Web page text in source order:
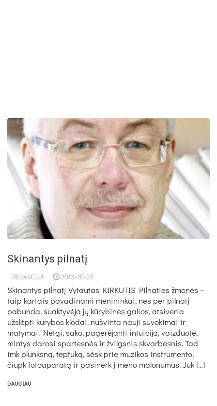
Skinantys pilnatį
REDAKCIJA 2013-10-25
Skinantys pilnatį Vytautas KIRKUTIS Pilnaties žmonės –
taip kartais pavadinami menininkai, nes per pilnatį
pabunda, suaktyvėja jų kūrybinės galios, atsiveria
užslėpti kūrybos klodai, nušvinta nauji suvokimai ir
matymai. Netgi, sako, pagerėjanti intuicija, vaizduotė,
mintys darosi spartesnės ir žvilgsnis skvarbesnis. Tad
imk plunksną, teptuką, sėsk prie muzikos instrumento,
čiupk fotoaparatą ir pasinerk į meno malonumus. Juk […]
DAUGIAU